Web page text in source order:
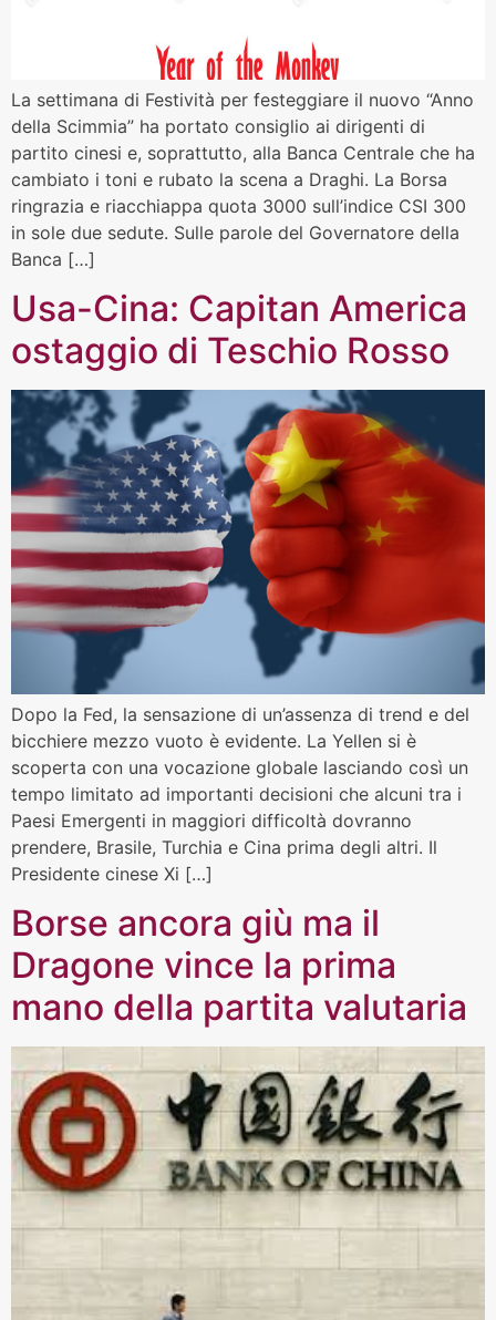
La settimana di Festività per festeggiare il nuovo “Anno
della Scimmia” ha portato consiglio ai dirigenti di
partito cinesi e, soprattutto, alla Banca Centrale che ha
cambiato i toni e rubato la scena a Draghi. La Borsa
ringrazia e riacchiappa quota 3000 sull’indice CSI 300
in sole due sedute. Sulle parole del Governatore della
Banca […]
Usa-Cina: Capitan America
ostaggio di Teschio Rosso
Dopo la Fed, la sensazione di un’assenza di trend e del
bicchiere mezzo vuoto è evidente. La Yellen si è
scoperta con una vocazione globale lasciando così un
tempo limitato ad importanti decisioni che alcuni tra i
Paesi Emergenti in maggiori difficoltà dovranno
prendere, Brasile, Turchia e Cina prima degli altri. Il
Presidente cinese Xi […]
Borse ancora giù ma il
Dragone vince la prima
mano della partita valutaria